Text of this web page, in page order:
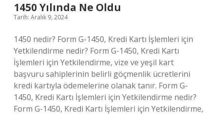
1450 Yılında Ne Oldu
Tarih: Aralık 9, 2024
1450 nedir? Form G-1450, Kredi Kartı İşlemleri için
Yetkilendirme nedir? Form G-1450, Kredi Kartı
İşlemleri için Yetkilendirme, vize ve yeşil kart
başvuru sahiplerinin belirli göçmenlik ücretlerini
kredi kartıyla ödemelerine olanak tanır. Form G-
1450, Kredi Kartı İşlemleri için Yetkilendirme nedir?
Form G-1450, Kredi Kartı İşlemleri için Yetkilendirme,